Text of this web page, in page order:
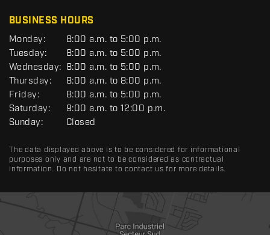
BUSINESS HOURS
G
E
N
E
R
A
L
Monday:
8:00 a.m. to 5:00 p.m.
Tuesday:
8:00 a.m. to 5:00 p.m.
Wednesday: 8:00 a.m. to 5:00 p.m.
Thursday:
8:00 a.m. to 8:00 p.m.
Friday:
8:00 a.m. to 5:00 p.m.
Saturday:
9:00 a.m. to 12:00 p.m.
Sunday:
Closed
The data displayed above is to be considered for informational
purposes only and are not to be considered as contractual
information. Do not hesitate to contact us for more details.